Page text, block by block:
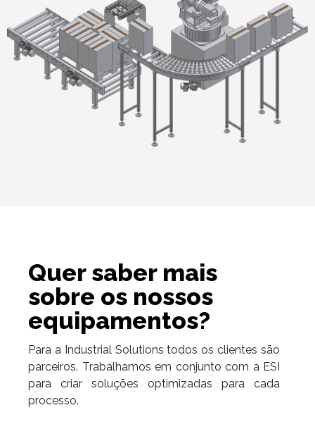
Quer saber mais
sobre os nossos
equipamentos?
Para a Industrial Solutions todos os clientes são
parceiros. Trabalhamos em conjunto com a ESI
para criar soluções optimizadas para cada
processo.